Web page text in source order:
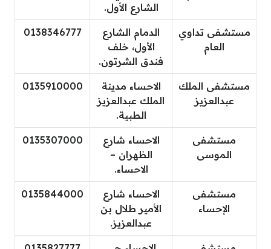
الشارع الأول.
مستشفى تداوي
العام
الدمام الشارع
الأول، خلف
فندق الشرتون.
0138346777
مستشفى الملك
عبدالعزيز
الاحساء مدينة
الملك عبدالعزيز
الطبية.
0135910000
مستشفى
الموسى
الاحساء شارع
الظهران –
الاحساء.
0135307000
مستشفى
الإحساء
الاحساء شارع
الأمير طلال بن
عبدالعزيز.
0135844000